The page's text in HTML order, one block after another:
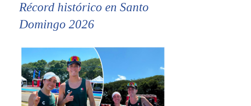
Récord histórico en Santo
Domingo 2026